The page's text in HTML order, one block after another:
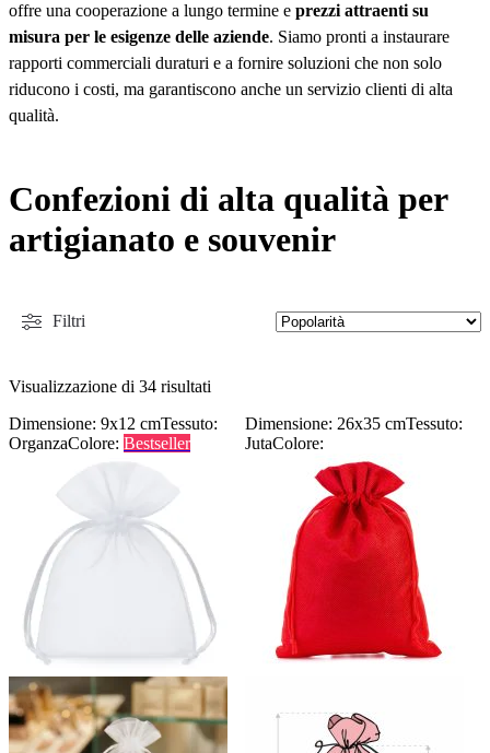
offre una cooperazione a lungo termine e prezzi attraenti su
misura per le esigenze delle aziende. Siamo pronti a instaurare
rapporti commerciali duraturi e a fornire soluzioni che non solo
riducono i costi, ma garantiscono anche un servizio clienti di alta
qualità.
Confezioni di alta qualità per
artigianato e souvenir
Filtri
Visualizzazione di 34 risultati
Dimensione: 9x12 cmTessuto:
OrganzaColore: Bestseller
Dimensione: 26x35 cmTessuto:
JutaColore: